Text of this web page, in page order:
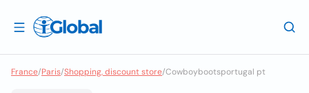
France/Paris/Shopping, discount store/Cowboybootsportugal pt